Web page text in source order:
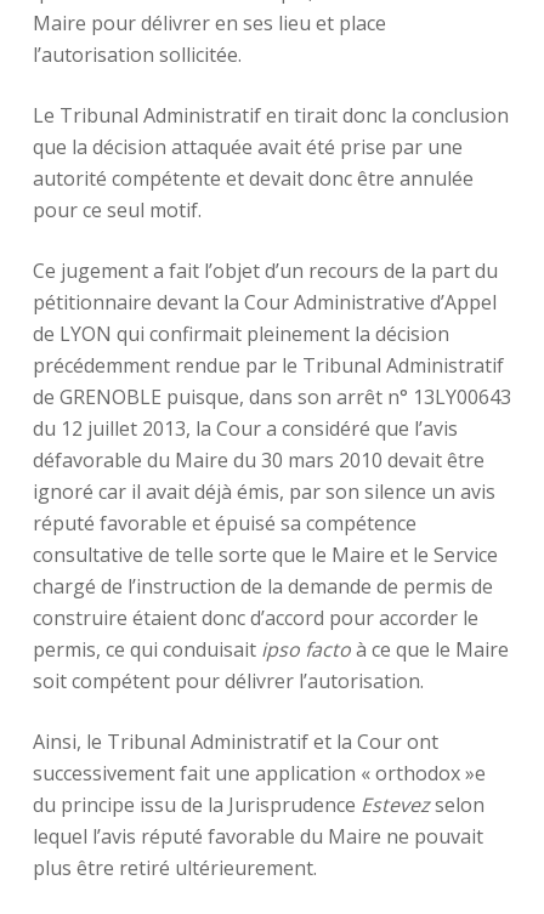
Maire pour délivrer en ses lieu et place
l’autorisation sollicitée.
Le Tribunal Administratif en tirait donc la conclusion
que la décision attaquée avait été prise par une
autorité compétente et devait donc être annulée
pour ce seul motif.
Ce jugement a fait l’objet d’un recours de la part du
pétitionnaire devant la Cour Administrative d’Appel
de LYON qui confirmait pleinement la décision
précédemment rendue par le Tribunal Administratif
de GRENOBLE puisque, dans son arrêt n° 13LY00643
du 12 juillet 2013, la Cour a considéré que l’avis
défavorable du Maire du 30 mars 2010 devait être
ignoré car il avait déjà émis, par son silence un avis
réputé favorable et épuisé sa compétence
consultative de telle sorte que le Maire et le Service
chargé de l’instruction de la demande de permis de
construire étaient donc d’accord pour accorder le
permis, ce qui conduisait ipso factoà ce que le Maire
soit compétent pour délivrer l’autorisation.
Ainsi, le Tribunal Administratif et la Cour ont
successivement fait une application « orthodox »e
du principe issu de la Jurisprudence Estevezselon
lequel l’avis réputé favorable du Maire ne pouvait
plus être retiré ultérieurement.